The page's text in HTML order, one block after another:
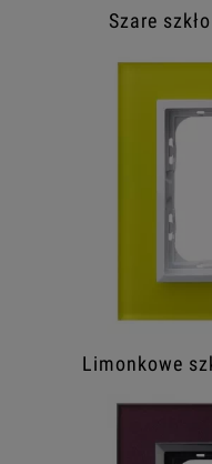
Szare
Limonkowe